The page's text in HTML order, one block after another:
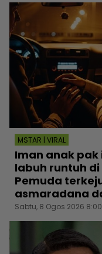
MSTAR | VIRAL
Iman anak
labuh runtuh
Pemuda
asmaradana
Sabtu, 8 Ogos 2026 8:00